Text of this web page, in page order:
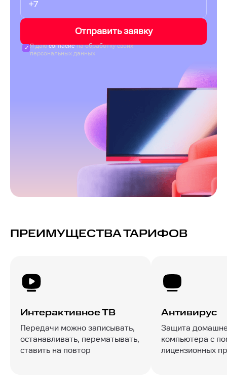
Отправить заявку
Я даюсогласиена обработку своих
персональных данных
ПРЕИМУЩЕСТВА ТАРИФОВ
Интерактивное ТВ
Передачи можно записывать,
останавливать, перематывать,
ставить на повтор
Антивирус
Защита
компьютера с
лицензионных